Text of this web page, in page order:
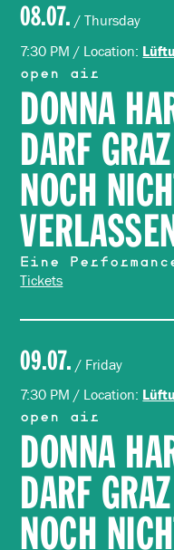
08.07. / Thursday
7:30 PM / Location:
open air
DONNA
DARF
NOCH
Eine
Tickets
09.07. / Friday
7:30 PM / Location:
open air
DONNA
DARF
NOCH